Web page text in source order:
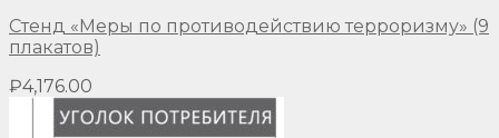
Стенд «Меры по противодействию терроризму» (9
плакатов)
₽4,176.00